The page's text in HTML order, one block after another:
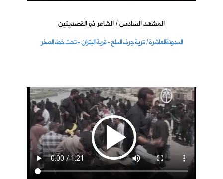
المشهد السادس / الشاعر ذو القصديتين
المدونةالعاشرة / قرية جرف الملح - قرية البتران - تحت خط الصفر